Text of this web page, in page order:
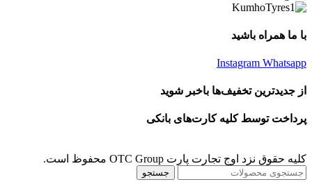
با ما همراه باشید
Instagram Whatsapp
از جدیدترین تخفیف‌ها باخبر شوید
پرداخت توسط کلیه کارت‌های بانکی
کلیه حقوق نزد اوج تجارت پارت OTC Group محفوظ است.
جستجو